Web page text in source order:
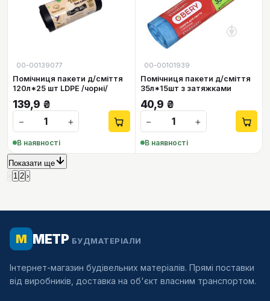
00-00139077
Помічниця пакети д/сміття
120л*25 шт LDPE /чорні/
139,9 ₴
−
+
В наявності
00-00101939
Помічниця пакети д/сміття
35л*15шт з затяжками
40,9 ₴
−
+
В наявності
Показати ще
1 2 ›
М МЕТР БУДМАТЕРІАЛИ
Інтернет-магазин будівельних матеріалів. Прямі поставки
від виробників, доставка на об'єкт власним транспортом.